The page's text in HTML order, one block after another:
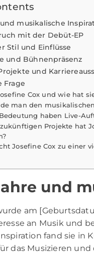
musikalische
mit der Debüt-EP
Stil und Einflüsse
und Bühnenpräsenz
und
Frage
Cox und wie hat
man den
haben Live-
Projekte hat
Josefine Cox zu einer
und
am
an Musik und
fand sie in
das Musizieren